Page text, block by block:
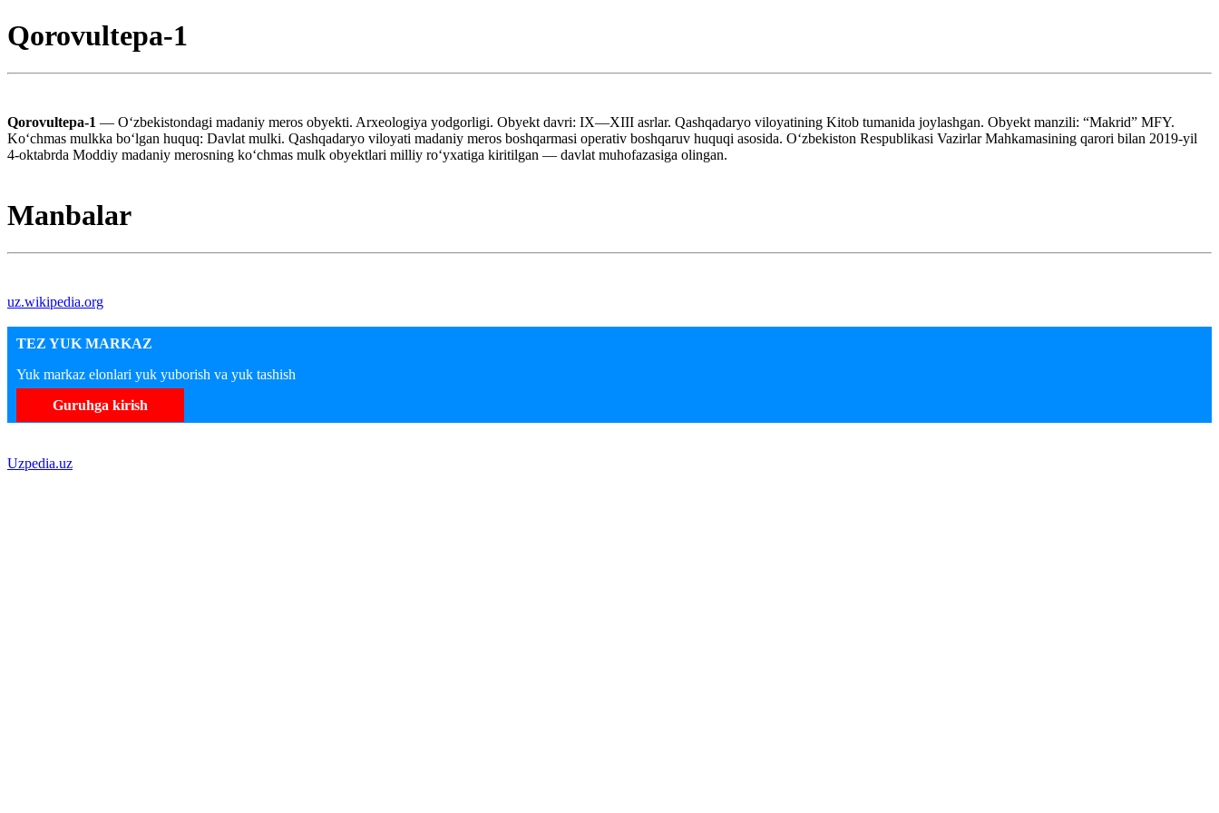
Qorovultepa-1
Qorovultepa-1 — Oʻzbekistondagi madaniy meros obyekti. Arxeologiya yodgorligi. Obyekt davri: IX—XIII asrlar. Qashqadaryo viloyatining Kitob tumanida joylashgan. Obyekt manzili: “Makrid” MFY.
Koʻchmas mulkka boʻlgan huquq: Davlat mulki. Qashqadaryo viloyati madaniy meros boshqarmasi operativ boshqaruv huquqi asosida. Oʻzbekiston Respublikasi Vazirlar Mahkamasining qarori bilan 2019-yil
4-oktabrda Moddiy madaniy merosning koʻchmas mulk obyektlari milliy roʻyxatiga kiritilgan — davlat muhofazasiga olingan.
Manbalar
uz.wikipedia.org
TEZ YUK MARKAZ
Yuk markaz elonlari yuk yuborish va yuk tashish
Guruhga kirish
Uzpedia.uz